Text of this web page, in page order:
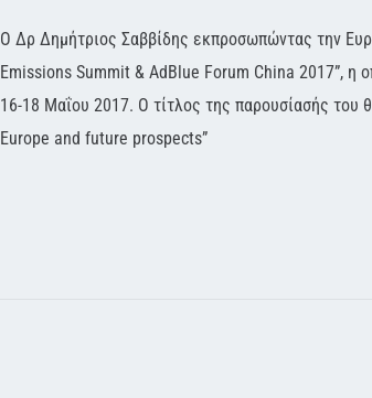
Ο Δρ Δημήτριος Σαββίδης εκπροσωπώντας την
Emissions Summit & AdBlue Forum China 2017”, η
16-18 Μαΐου 2017. Ο τίτλος της παρουσίασής του
Europe and future prospects”